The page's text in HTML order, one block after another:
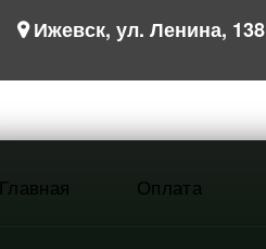
Ижевск, ул. Ленина, 138
Главная Оплата